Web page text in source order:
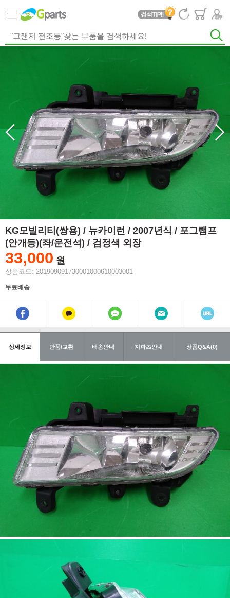
KG모빌리티(쌍용) / 뉴카이런 / 2007년식 / 포그램프
(안개등)(좌/운전석) / 검정색 외장
33,000 원
상품코드: 201909091730001000610003001
무료배송
상세정보 반품/교환 배송안내 지파츠안내 상품Q&A(0)